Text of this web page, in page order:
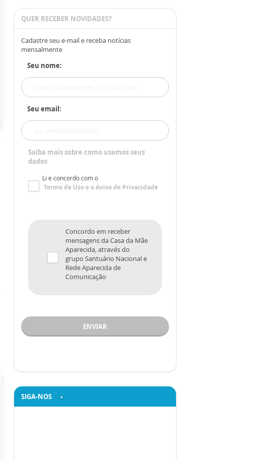
QUER RECEBER NOVIDADES?
Cadastre seu e-mail e receba notícias
mensalmente
Seu nome:
Seu email:
Saiba mais sobre como usamos seus
dados
Li e concordo com o
Termo de Usoe oAviso de Privacidade
Concordo em receber
mensagens da Casa da Mãe
Aparecida, através do
grupo Santuário Nacional e
Rede Aparecida de
Comunicação
ENVIAR
SIGA-NOS